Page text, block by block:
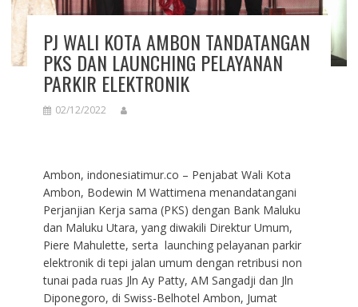
PJ WALI KOTA AMBON TANDATANGAN
PKS DAN LAUNCHING PELAYANAN
PARKIR ELEKTRONIK
02/12/2022
Ambon, indonesiatimur.co – Penjabat Wali Kota
Ambon, Bodewin M Wattimena menandatangani
Perjanjian Kerja sama (PKS) dengan Bank Maluku
dan Maluku Utara, yang diwakili Direktur Umum,
Piere Mahulette, serta launching pelayanan parkir
elektronik di tepi jalan umum dengan retribusi non
tunai pada ruas Jln Ay Patty, AM Sangadji dan Jln
Diponegoro, di Swiss-Belhotel Ambon, Jumat